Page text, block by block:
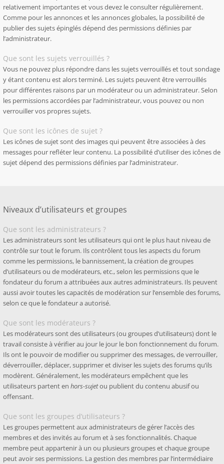
relativement importantes et vous devez le consulter régulièrement.
Comme pour les annonces et les annonces globales, la possibilité de
publier des sujets épinglés dépend des permissions définies par
l’administrateur.
Que sont les sujets verrouillés ?
Vous ne pouvez plus répondre dans les sujets verrouillés et tout sondage
y étant contenu est alors terminé. Les sujets peuvent être verrouillés
pour différentes raisons par un modérateur ou un administrateur. Selon
les permissions accordées par l’administrateur, vous pouvez ou non
verrouiller vos propres sujets.
Que sont les icônes de sujet ?
Les icônes de sujet sont des images qui peuvent être associées à des
messages pour refléter leur contenu. La possibilité d’utiliser des icônes de
sujet dépend des permissions définies par l’administrateur.
Niveaux d’utilisateurs et groupes
Que sont les administrateurs ?
Les administrateurs sont les utilisateurs qui ont le plus haut niveau de
contrôle sur tout le forum. Ils contrôlent tous les aspects du forum
comme les permissions, le bannissement, la création de groupes
d’utilisateurs ou de modérateurs, etc., selon les permissions que le
fondateur du forum a attribuées aux autres administrateurs. Ils peuvent
aussi avoir toutes les capacités de modération sur l’ensemble des forums,
selon ce que le fondateur a autorisé.
Que sont les modérateurs ?
Les modérateurs sont des utilisateurs (ou groupes d’utilisateurs) dont le
travail consiste à vérifier au jour le jour le bon fonctionnement du forum.
Ils ont le pouvoir de modifier ou supprimer des messages, de verrouiller,
déverrouiller, déplacer, supprimer et diviser les sujets des forums qu’ils
modèrent. Généralement, les modérateurs empêchent que les
utilisateurs partent en hors-sujetou publient du contenu abusif ou
offensant.
Que sont les groupes d’utilisateurs ?
Les groupes permettent aux administrateurs de gérer l’accès des
membres et des invités au forum et à ses fonctionnalités. Chaque
membre peut appartenir à un ou plusieurs groupes et chaque groupe
peut avoir ses permissions. La gestion des membres par l’intermédiaire